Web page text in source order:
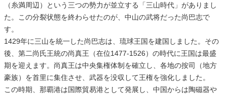
（糸満周辺）という三つの勢力が並立する「三山時代」がありまし
た。この分裂状態を終わらせたのが、中山の武将だった尚巴志で
す。
1429年に三山を統一した尚巴志は、琉球王国を建国しました。その
後、第二尚氏王統の尚真王（在位1477-1526）の時代に王国は最盛
期を迎えます。尚真王は中央集権体制を確立し、各地の按司（地方
豪族）を首里に集住させ、武器を没収して王権を強化しました。
この時期、那覇港は国際貿易港として発展し、中国からは陶磁器や